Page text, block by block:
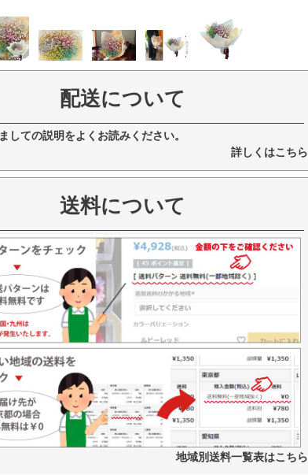
配送について
しての説明をよくお読みください。
詳しくはこちら
送料について
地域別送料一覧表はこちら